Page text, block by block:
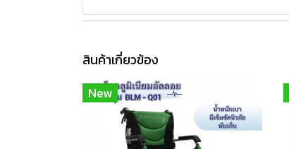
สินค้าเกี่ยวข้อง
New